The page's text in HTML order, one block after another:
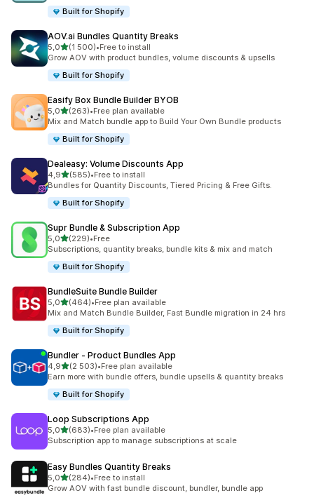
Built for Shopify
AOV.ai Bundles Quantity Breaks
5,0av 5 stjerner
(1 500)
Totalt 1500 omtaler
•Free to install
Grow AOV with product bundles, volume discounts & upsells
Built for Shopify
Easify Box Bundle Builder BYOB
5,0av 5 stjerner
(263)
Totalt 263 omtaler
•Free plan available
Mix and Match bundle app to Build Your Own Bundle products
Built for Shopify
Dealeasy: Volume Discounts App
4,9av 5 stjerner
(585)
Totalt 585 omtaler
•Free to install
Bundles for Quantity Discounts, Tiered Pricing & Free Gifts.
Built for Shopify
Supr Bundle & Subscription App
5,0av 5 stjerner
(229)
Totalt 229 omtaler
•Free
Subscriptions, quantity breaks, bundle kits & mix and match
Built for Shopify
BundleSuite Bundle Builder
5,0av 5 stjerner
(464)
Totalt 464 omtaler
•Free plan available
Mix and Match Bundle Builder, Fast Bundle migration in 24 hrs
Built for Shopify
Bundler ‑ Product Bundles App
4,9av 5 stjerner
(2 503)
Totalt 2503 omtaler
•Free plan available
Earn more with bundle offers, bundle upsells & quantity breaks
Built for Shopify
Loop Subscriptions App
5,0av 5 stjerner
(683)
Totalt 683 omtaler
•Free plan available
Subscription app to manage subscriptions at scale
Easy Bundles Quantity Breaks
5,0av 5 stjerner
(284)
Totalt 284 omtaler
•Free to install
Grow AOV with fast bundle discount, bundler, bundle app